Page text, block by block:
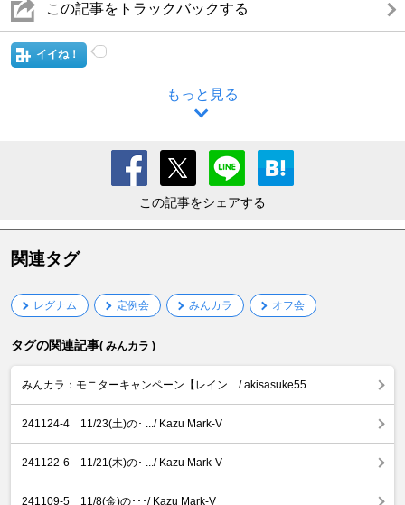
この記事をトラックバックする
イイね！
もっと見る
この記事をシェアする
関連タグ
レグナム 定例会 みんカラ オフ会
タグの関連記事( みんカラ )
みんカラ：モニターキャンペーン【レイン .../ akisasuke55
241124-4 11/23(土)の･ .../ Kazu Mark-V
241122-6 11/21(木)の･ .../ Kazu Mark-V
241109-5 11/8(金)の･･･/ Kazu Mark-V